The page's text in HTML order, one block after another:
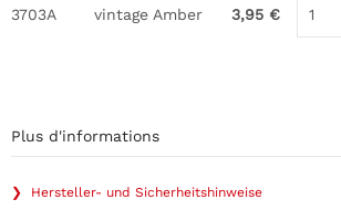
3703A vintage Amber 3,95 €
Plus d'informations
❯ Hersteller- und Sicherheitshinweise